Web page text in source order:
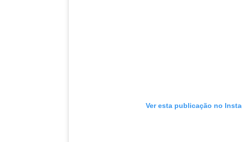
Ver esta publicação no